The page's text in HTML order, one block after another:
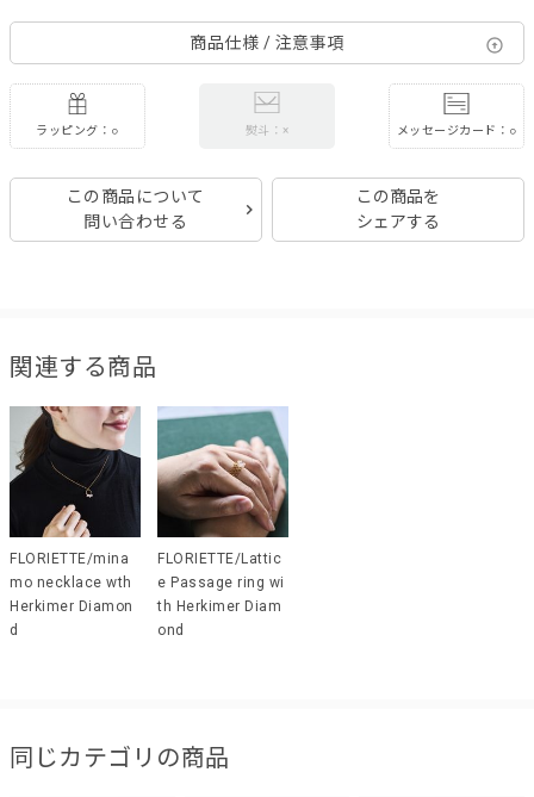
商品仕様 / 注意事項
ラッピング：○ 熨斗：× メッセージカード：○
この商品について
問い合わせる
この商品を
シェアする
関連する商品
FLORIETTE/mina
mo necklace wth
Herkimer Diamon
d
FLORIETTE/Lattic
e Passage ring wi
th Herkimer Diam
ond
同じカテゴリの商品